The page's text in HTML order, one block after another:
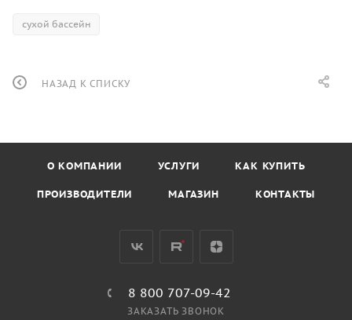
сухой бассейн
НАЗАД К СПИСКУ
О КОМПАНИИ УСЛУГИ КАК КУПИТЬ
ПРОИЗВОДИТЕЛИ МАГАЗИН КОНТАКТЫ
8 800 707-09-42
ЗАКАЗАТЬ ЗВОНОК